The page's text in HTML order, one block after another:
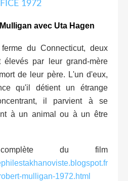
avec Uta Hagen
du Connecticut, deux
élevés par leur grand-mère
de leur père. L'un d'eux,
qu'il détient un étrange
il parvient à se
à un animal ou à un être
du film
mulligan-1972.html